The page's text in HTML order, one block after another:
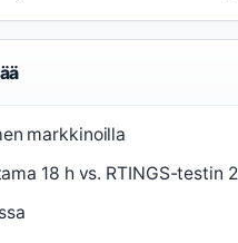
markkinoilla
18 h vs. RTINGS-testin